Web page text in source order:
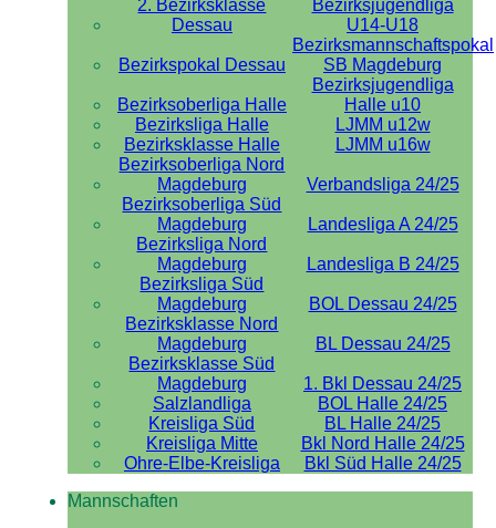
2. Bezirksklasse
Dessau
Bezirksjugendliga
U14-U18
Bezirkspokal Dessau
Bezirksmannschaftspokal
SB Magdeburg
Bezirksoberliga Halle
Bezirksjugendliga
Halle u10
Bezirksliga Halle
LJMM u12w
Bezirksklasse Halle
LJMM u16w
Bezirksoberliga Nord
Magdeburg
Verbandsliga 24/25
Bezirksoberliga Süd
Magdeburg
Landesliga A 24/25
Bezirksliga Nord
Magdeburg
Landesliga B 24/25
Bezirksliga Süd
Magdeburg
BOL Dessau 24/25
Bezirksklasse Nord
Magdeburg
BL Dessau 24/25
Bezirksklasse Süd
Magdeburg
1. Bkl Dessau 24/25
Salzlandliga
BOL Halle 24/25
Kreisliga Süd
BL Halle 24/25
Kreisliga Mitte
Bkl Nord Halle 24/25
Ohre-Elbe-Kreisliga
Bkl Süd Halle 24/25
Mannschaften